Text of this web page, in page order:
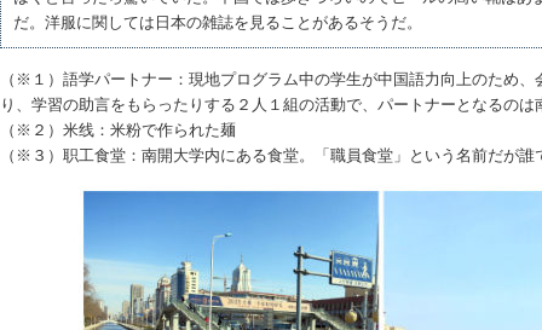
だ。洋服に関しては日本の雑誌を見ることがあるそうだ。
（※１）語学パートナー：現地プログラム中の学生が中国語力向上のため
り、学習の助言をもらったりする２人１組の活動で、パートナーとなるの
（※２）米线：米粉で作られた麺
（※３）职工食堂：南開大学内にある食堂。「職員食堂」という名前だが誰